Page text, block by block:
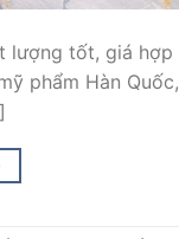
lượng tốt, giá hợp
phẩm Hàn